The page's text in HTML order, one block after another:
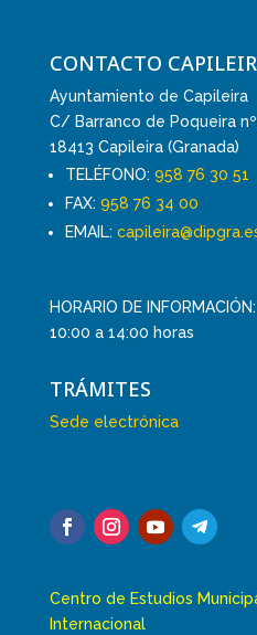
CONTACTO
Ayuntamiento de Capileira
C/ Barranco de Poqueira nº
18413 Capileira (Granada)
TELÉFONO: 958 76 30 51
FAX: 958 76 34 00
EMAIL:
HORARIO DE
10:00 a 14:00 horas
TRÁMITES
Sede electrónica
Centro de Estudios
Internacional